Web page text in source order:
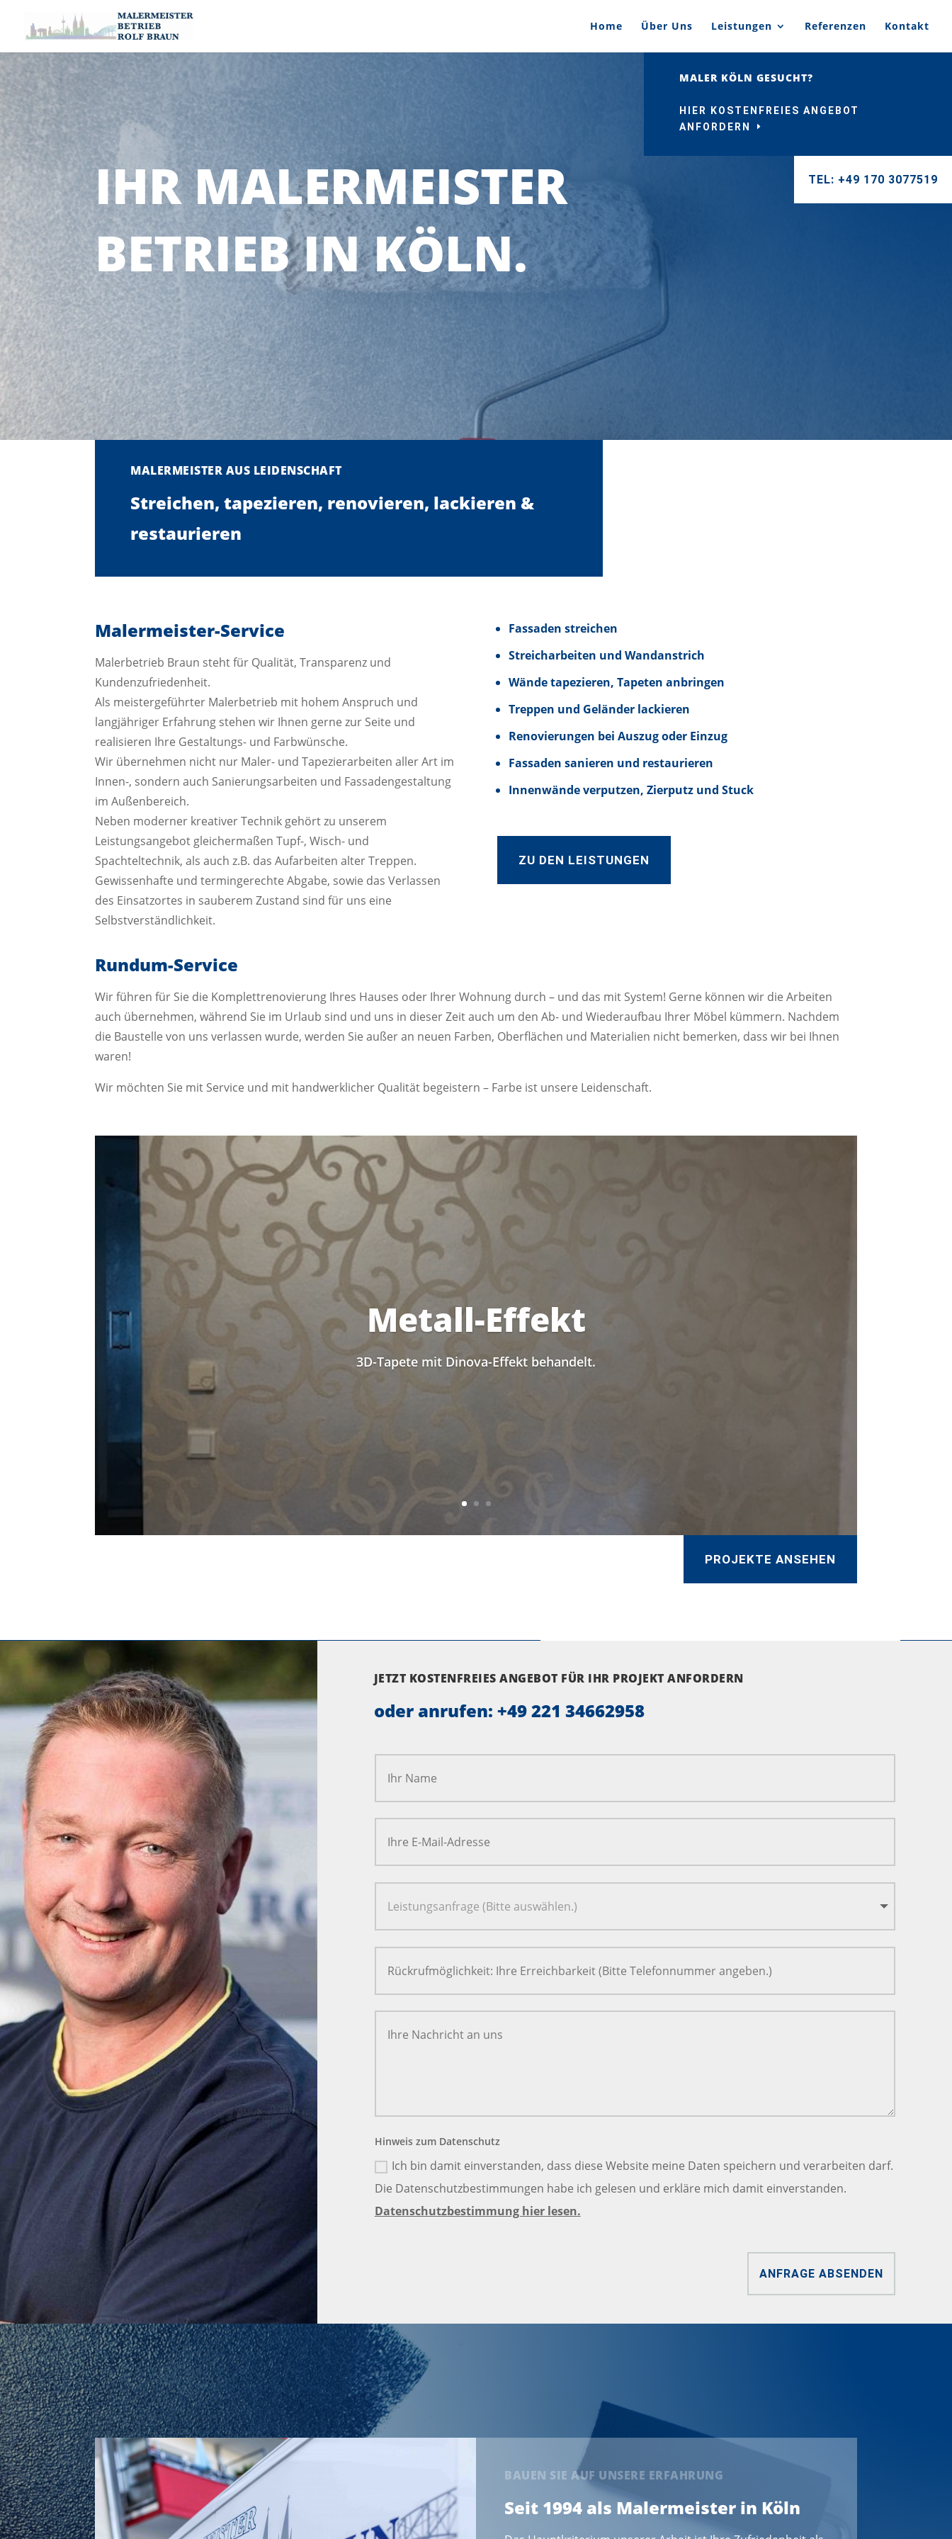
Home Über Uns Leistungen Referenzen Kontakt
MALER KÖLN GESUCHT?
HIER KOSTENFREIES ANGEBOT
ANFORDERN
TEL: +49 170 3077519
IHR MALERMEISTER
BETRIEB IN KÖLN.
MALERMEISTER AUS LEIDENSCHAFT
Streichen, tapezieren, renovieren, lackieren &
restaurieren
Malermeister-Service
Malerbetrieb Braun steht für Qualität, Transparenz und
Kundenzufriedenheit.
Als meistergeführter Malerbetrieb mit hohem Anspruch und
langjähriger Erfahrung stehen wir Ihnen gerne zur Seite und
realisieren Ihre Gestaltungs- und Farbwünsche.
Wir übernehmen nicht nur Maler- und Tapezierarbeiten aller Art im
Innen-, sondern auch Sanierungsarbeiten und Fassadengestaltung
im Außenbereich.
Neben moderner kreativer Technik gehört zu unserem
Leistungsangebot gleichermaßen Tupf-, Wisch- und
Spachteltechnik, als auch z.B. das Aufarbeiten alter Treppen.
Gewissenhafte und termingerechte Abgabe, sowie das Verlassen
des Einsatzortes in sauberem Zustand sind für uns eine
Selbstverständlichkeit.
Fassaden streichen
Streicharbeiten und Wandanstrich
Wände tapezieren, Tapeten anbringen
Treppen und Geländer lackieren
Renovierungen bei Auszug oder Einzug
Fassaden sanieren und restaurieren
Innenwände verputzen, Zierputz und Stuck
ZU DEN LEISTUNGEN
Rundum-Service
Wir führen für Sie die Komplettrenovierung Ihres Hauses oder Ihrer Wohnung durch – und das mit System! Gerne können wir die Arbeiten
auch übernehmen, während Sie im Urlaub sind und uns in dieser Zeit auch um den Ab- und Wiederaufbau Ihrer Möbel kümmern. Nachdem
die Baustelle von uns verlassen wurde, werden Sie außer an neuen Farben, Oberflächen und Materialien nicht bemerken, dass wir bei Ihnen
waren!
Wir möchten Sie mit Service und mit handwerklicher Qualität begeistern – Farbe ist unsere Leidenschaft.
Metall-Effekt
3D-Tapete mit Dinova-Effekt behandelt.
PROJEKTE ANSEHEN
JETZT KOSTENFREIES ANGEBOT FÜR IHR PROJEKT ANFORDERN
oder anrufen: +49 221 34662958
Hinweis zum Datenschutz
Ich bin damit einverstanden, dass diese Website meine Daten speichern und verarbeiten darf.
Die Datenschutzbestimmungen habe ich gelesen und erkläre mich damit einverstanden.
Datenschutzbestimmung hier lesen.
ANFRAGE ABSENDEN
BAUEN SIE AUF UNSERE ERFAHRUNG
Seit 1994 als Malermeister in Köln